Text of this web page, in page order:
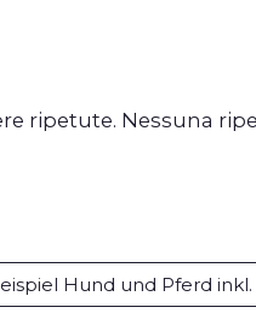
ripetute. Nessuna
Hund und Pferd